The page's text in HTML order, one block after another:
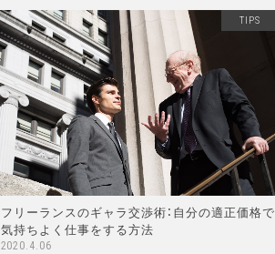
TIPS
フリーランスのギャラ交渉術：自分の適正価格で
気持ちよく仕事をする方法
2020.4.06